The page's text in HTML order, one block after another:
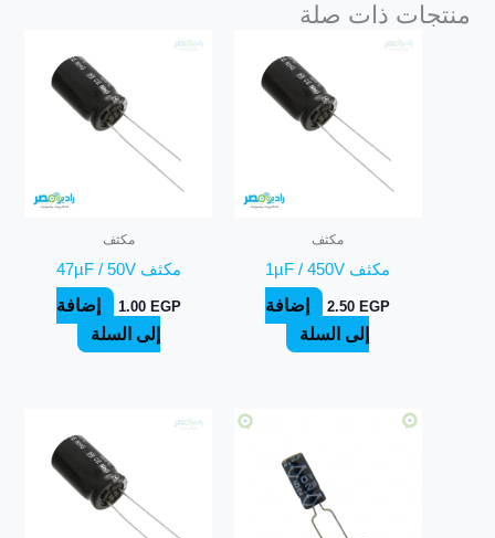
منتجات ذات صلة
مكثف
مكثف 1µF / 450V
2.50 EGP
إضافة
إلى السلة
مكثف
مكثف 47µF / 50V
1.00 EGP
إضافة
إلى السلة